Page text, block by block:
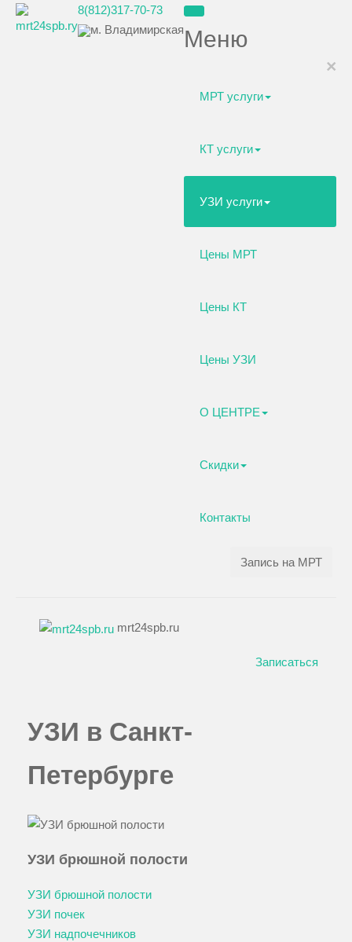
8(812)317-70-73
м. ВладимирскаяМеню
×
МРТ услуги
КТ услуги
УЗИ услуги
Цены МРТ
Цены КТ
Цены УЗИ
О ЦЕНТРЕ
Скидки
Контакты
Запись на МРТ
mrt24spb.ru
Записаться
УЗИ в Санкт-
Петербурге
УЗИ брюшной полости
УЗИ брюшной полости
УЗИ почек
УЗИ надпочечников